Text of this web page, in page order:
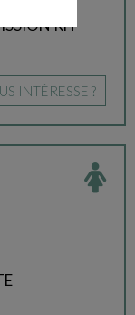
RH
INTÉRESSE ?